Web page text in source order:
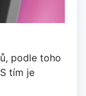
podle toho
tím je